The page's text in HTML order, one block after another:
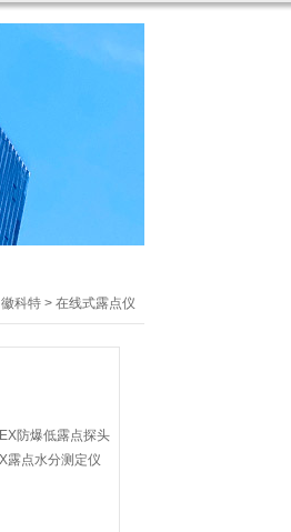
徽科特 > 在线式露点仪